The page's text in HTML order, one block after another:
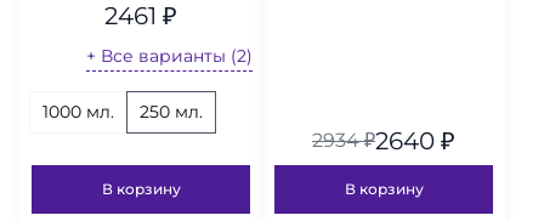
2461 ₽
+ Все варианты (2)
1000 мл. 250 мл.
В корзину
2934₽2640 ₽
В корзину